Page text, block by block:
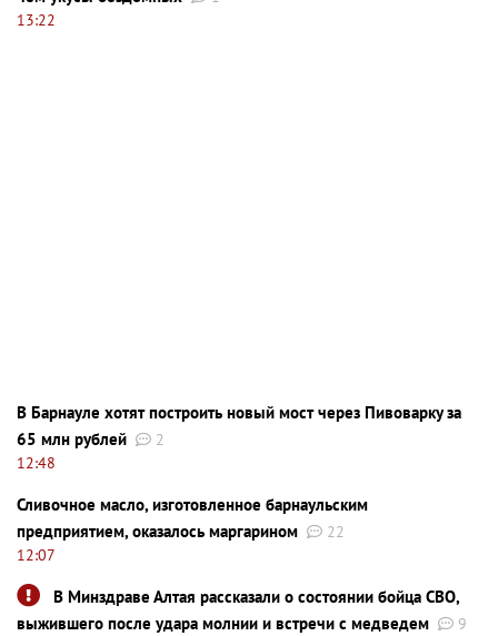
13:22
В Барнауле хотят построить новый мост через Пивоварку за
65 млн рублей
2
12:48
Сливочное масло, изготовленное барнаульским
предприятием, оказалось маргарином
22
12:07
В Минздраве Алтая рассказали о состоянии бойца СВО,
выжившего после удара молнии и встречи с медведем
9